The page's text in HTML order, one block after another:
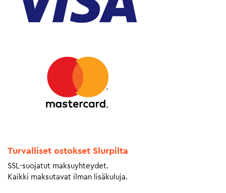
Turvalliset ostokset Slurpilta
SSL-suojatut maksuyhteydet.
Kaikki maksutavat ilman lisäkuluja.